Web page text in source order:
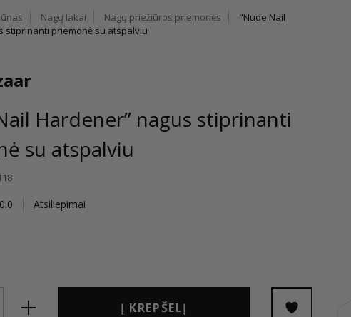
Nagų lakai Nagų priežiūros priemonės
"Nude Nail
stiprinanti priemonė su atspalviu
Hardener” nagus stiprinanti
su atspalviu
0.0 Atsiliepimai
Į KREPŠELĮ